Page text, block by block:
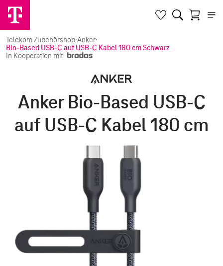
Telekom Zubehörshop·Anker·
Bio-Based USB-C auf USB-C Kabel 180 cm Schwarz
In Kooperation mit
Anker Bio-Based USB-C
auf USB-C Kabel 180 cm